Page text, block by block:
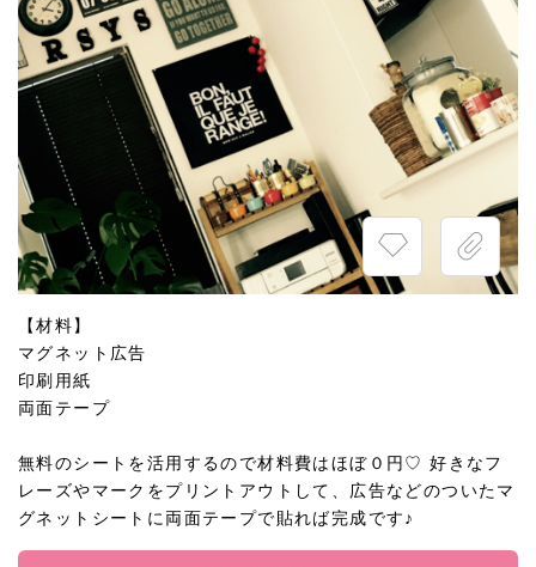
【材料】
マグネット広告
印刷用紙
両面テープ
無料のシートを活用するので材料費はほぼ０円♡ 好きなフ
レーズやマークをプリントアウトして、広告などのついたマ
グネットシートに両面テープで貼れば完成です♪